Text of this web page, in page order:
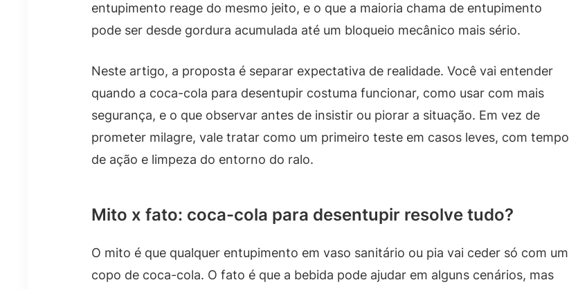
entupimento reage do mesmo jeito, e o que a maioria chama de entupimento
pode ser desde gordura acumulada até um bloqueio mecânico mais sério.
Neste artigo, a proposta é separar expectativa de realidade. Você vai entender
quando a coca-cola para desentupir costuma funcionar, como usar com mais
segurança, e o que observar antes de insistir ou piorar a situação. Em vez de
prometer milagre, vale tratar como um primeiro teste em casos leves, com tempo
de ação e limpeza do entorno do ralo.
Mito x fato: coca-cola para desentupir resolve tudo?
O mito é que qualquer entupimento em vaso sanitário ou pia vai ceder só com um
copo de coca-cola. O fato é que a bebida pode ajudar em alguns cenários, mas